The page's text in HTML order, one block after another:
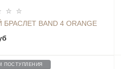
BAND 4 ORANGE
ПОСТУПЛЕНИЯ